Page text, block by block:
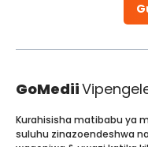
GoMedii
Kurahisisha matibabu ya
suluhu zinazoendeshwa